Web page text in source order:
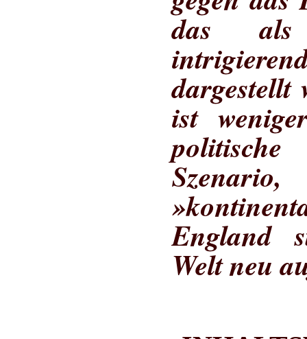
das als
dargestellt
ist
England
Welt neu